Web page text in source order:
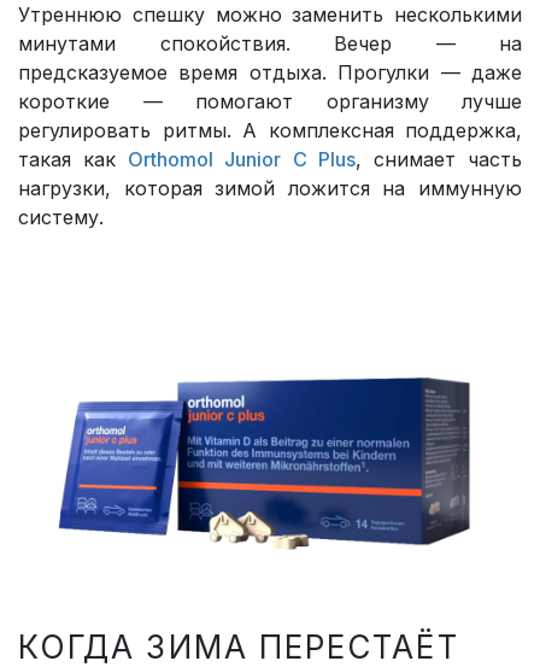
Утреннюю спешку можно заменить несколькими
минутами спокойствия. Вечер — на
предсказуемое время отдыха. Прогулки — даже
короткие — помогают организму лучше
регулировать ритмы. А комплексная поддержка,
такая как Orthomol Junior C Plus, снимает часть
нагрузки, которая зимой ложится на иммунную
систему.
КОГДА ЗИМА ПЕРЕСТАЁТ